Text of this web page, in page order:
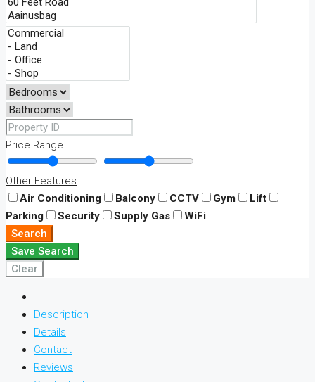
Price Range
Other Features
Air Conditioning
Balcony CCTV Gym
Lift
Parking
Security Supply Gas
WiFi
Search
Save Search
Clear
Description
Details
Contact
Reviews